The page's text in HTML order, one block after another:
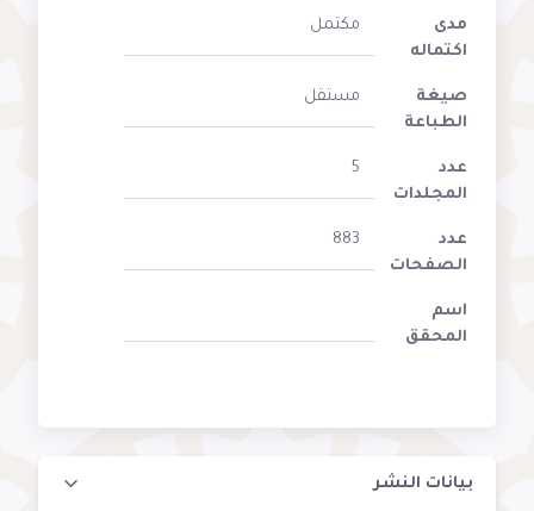
مدى
اكتماله
مكتمل
صيغة
الطباعة
مستقل
عدد
المجلدات
5
عدد
الصفحات
883
اسم
المحقق
بيانات النشر